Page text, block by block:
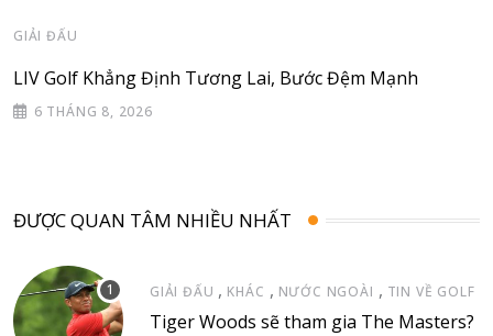
GIẢI ĐẤU
LIV Golf Khẳng Định Tương Lai, Bước Đệm Mạnh
6 THÁNG 8, 2026
ĐƯỢC QUAN TÂM NHIỀU NHẤT
GIẢI ĐẤU , KHÁC , NƯỚC NGOÀI , TIN VỀ GOLF
Tiger Woods sẽ tham gia The Masters?